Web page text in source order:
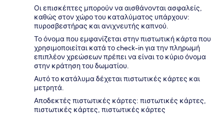
Οι επισκέπτες μπορούν να αισθάνονται ασφαλείς,
καθώς στον χώρο του καταλύματος υπάρχουν:
πυροσβεστήρας και ανιχνευτής καπνού.
Το όνομα που εμφανίζεται στην πιστωτική κάρτα που
χρησιμοποιείται κατά το check-in για την πληρωμή
επιπλέον χρεώσεων πρέπει να είναι το κύριο όνομα
στην κράτηση του δωματίου.
Αυτό το κατάλυμα δέχεται πιστωτικές κάρτες και
μετρητά.
Αποδεκτές πιστωτικές κάρτες: πιστωτικές κάρτες,
πιστωτικές κάρτες, πιστωτικές κάρτες